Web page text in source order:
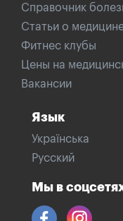
Справочник
Статьи о
Фитнес клубы
Цены на
Вакансии
Язык
Українська
Русский
Мы в